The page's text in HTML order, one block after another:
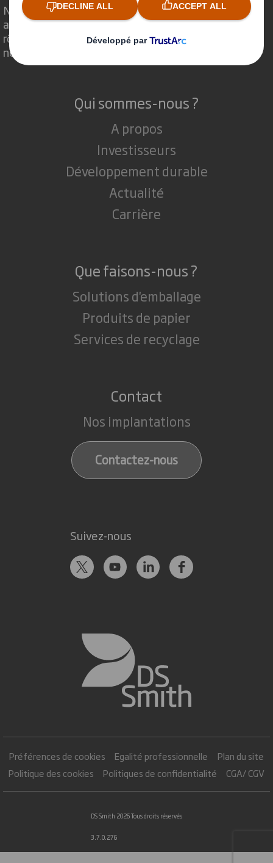
Nous faisons la différence parce que nous
avons su voir en quoi l'emballage avait un
rôle important à jouer dans le monde qui
nous entoure.
Qui sommes-nous ?
A propos
Investisseurs
Développement durable
Actualité
Carrière
Que faisons-nous ?
Solutions d'emballage
Produits de papier
Services de recyclage
Contact
Nos implantations
Contactez-nous
Suivez-nous
Préférences de cookies Egalité professionnelle
Plan du site
Politique des cookies
Politiques de confidentialité CGA/ CGV
DS Smith 2026 Tous droits réservés
3.7.0.276